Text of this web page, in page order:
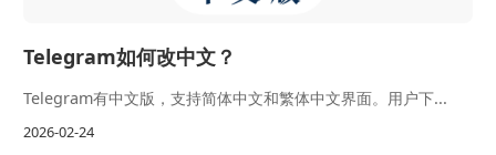
Telegram如何改中文？
Telegram有中文版，支持简体中文和繁体中文界面。用户下...
2026-02-24